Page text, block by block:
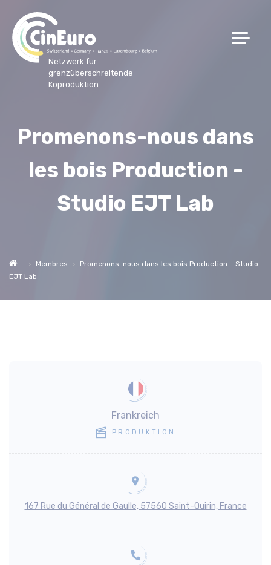
Netzwerk für
grenzüberschreitende
Koproduktion
Promenons-nous dans
les bois Production -
Studio EJT Lab
Membres
Promenons-nous dans les bois Production – Studio
EJT Lab
Frankreich
PRODUKTION
167 Rue du Général de Gaulle, 57560 Saint-Quirin, France